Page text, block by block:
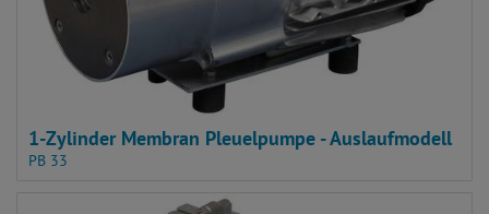
1-Zylinder Membran Pleuelpumpe - Auslaufmodell
PB 33